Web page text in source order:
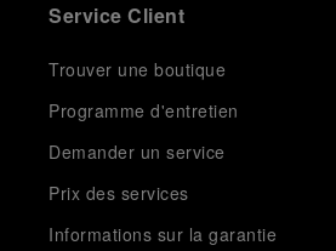
Service Client
Trouver une boutique
Programme d'entretien
Demander un service
Prix des services
Informations sur la garantie